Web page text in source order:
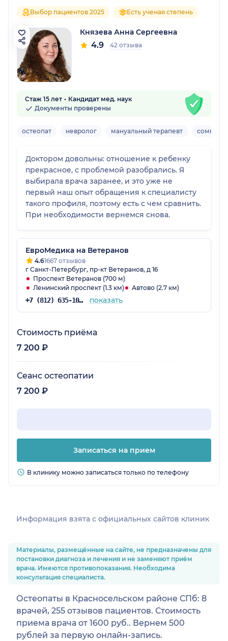
Выбор пациентов 2025 Есть ученая степень
Князева Анна Сергеевна
4.9 42 отзыва
Стаж 15 лет
Кандидат мед. наук
Документы проверены
остеопат невролог мануальный терапевт
Доктором довольны: отношение к ребенку
прекрасное, с проблемой разобрались. Я
выбирала врача заранее, и это уже не
первый наш опыт обращения к специалисту
такого профиля, поэтому есть с чем сравнить.
При необходимости вернемся снова.
ЕвроМедика на Ветеранов
4.61667 отзывов
г Санкт-Петербург, пр-кт Ветеранов, д 16
Проспект Ветеранов (700 м)
Ленинский проспект (1.3 км)
Автово (2.7 км)
+7 (812) 635-10-38 показать
Стоимость приёма
7 200 ₽
Сеанс остеопатии
7 200 ₽
Записаться на прием
В клинику можно записаться только по телефону
Информация взята c официальных сайтов клиник
Материалы, размещённые на сайте, не предназначены для
постановки диагноза и лечения и не заменяют приём
врача. Имеются противопоказания. Необходима
консультация специалиста.
Остеопаты в Красносельском районе СПб: 8
врачей, 255 отзывов пациентов. Стоимость
приема врача от 1600 руб.. Вернем 500
рублей за первую онлайн-запись.